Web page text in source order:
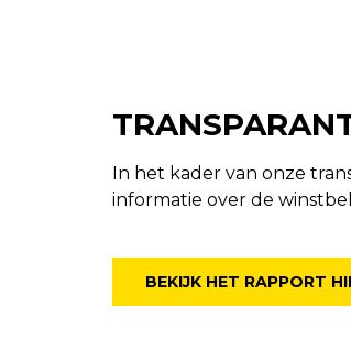
In het kader van onze
informatie over de
BEKIJK HET RAPPORT